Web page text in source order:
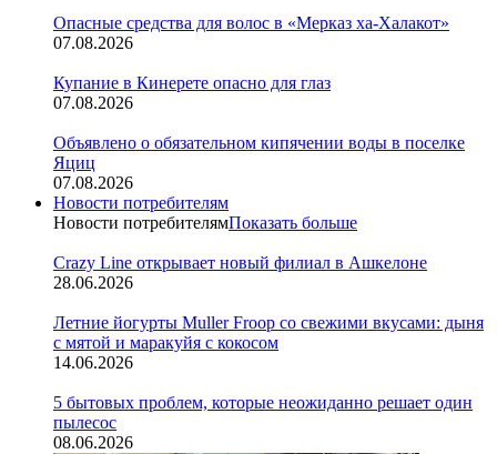
Опасные средства для волос в «Мерказ ха-Халакот»
07.08.2026
Купание в Кинерете опасно для глаз
07.08.2026
Объявлено о обязательном кипячении воды в поселке
Яциц
07.08.2026
Новости потребителям
Новости потребителямПоказать больше
Crazy Line открывает новый филиал в Ашкелоне
28.06.2026
Летние йогурты Muller Froop со свежими вкусами: дыня
с мятой и маракуйя с кокосом
14.06.2026
5 бытовых проблем, которые неожиданно решает один
пылесос
08.06.2026